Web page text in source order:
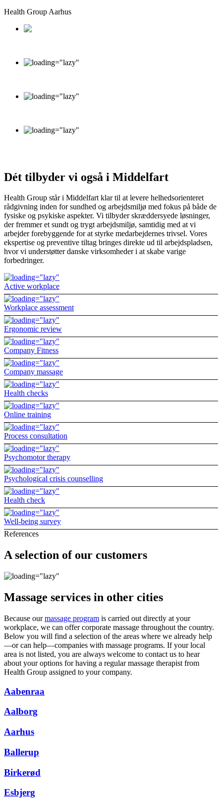
Health Group Aarhus
Dét tilbyder vi også i Middelfart
Health Group står i Middelfart klar til at levere helhedsorienteret
rådgivning inden for sundhed og arbejdsmiljø med fokus på både de
fysiske og psykiske aspekter. Vi tilbyder skræddersyede løsninger,
der fremmer et sundt og trygt arbejdsmiljø, samtidig med at vi
arbejder forebyggende for at styrke medarbejdernes trivsel. Vores
ekspertise og preventive tiltag bringes direkte ud til arbejdspladsen,
hvor vi understøtter danske virksomheder i at skabe varige
forbedringer.
Active workplace
Workplace assessment
Ergonomic review
Company Fitness
Company massage
Health checks
Online training
Process consultation
Psychomotor therapy
Psychological crisis counselling
Health check
Well-being survey
References
A selection of our customers
Massage services in other cities
Because ourmassage program is carried out directly at your
workplace, we can offer corporate massage throughout the country.
Below you will find a selection of the areas where we already help
—or can help—companies with massage programs. If your local
area is not listed, you are always welcome to contact us to hear
about your options for having a regular massage therapist from
Health Group assigned to your company.
Aabenraa
Aalborg
Aarhus
Ballerup
Birkerød
Esbjerg